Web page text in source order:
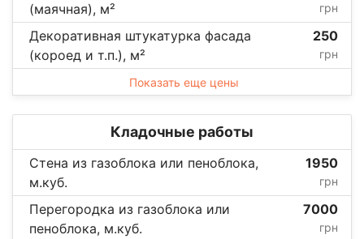
(маячная), м²
грн
Декоративная штукатурка фасада
(короед и т.п.), м²
250
грн
Показать еще цены
Кладочные работы
Стена из газоблока или пеноблока,
м.куб.
1950
грн
Перегородка из газоблока или
пеноблока, м.куб.
7000
грн